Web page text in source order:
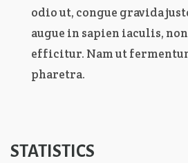
odio ut, congue gravida
augue in sapien iaculis,
efficitur. Nam ut
pharetra.
STATISTICS